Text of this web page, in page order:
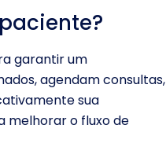
garantir um
agendam consultas,
sua
melhorar o fluxo de